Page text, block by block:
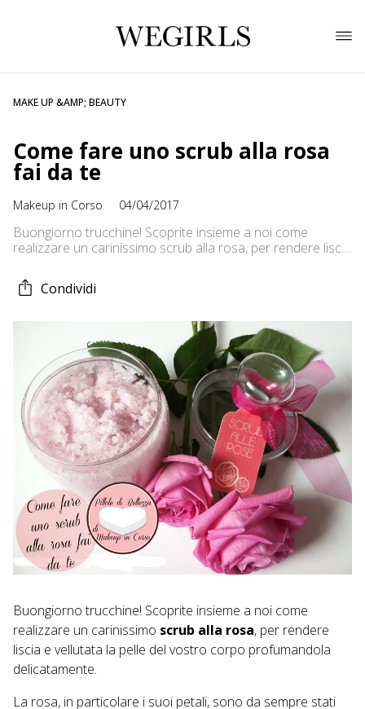
MAKE UP &AMP; BEAUTY
Come fare uno scrub alla rosa
fai da te
Makeup in Corso 04/04/2017
Buongiorno trucchine! Scoprite insieme a noi come
realizzare un carinissimo scrub alla rosa, per rendere liscia
delicatamente. La rosa, in particolare i suoi petali, sono da
sempre stati utilizzati in campo cosmetico per la
sue proprietà idratanti, rinfrescanti, […]
Condividi
Buongiorno trucchine! Scoprite insieme a noi come
realizzare un carinissimo scrub alla rosa, per rendere
liscia e vellutata la pelle del vostro corpo profumandola
delicatamente.
La rosa, in particolare i suoi petali, sono da sempre stati